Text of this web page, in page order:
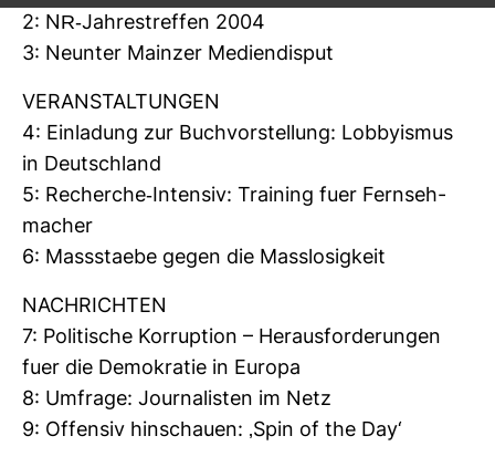
2: NR-​Jah­res­treffen 2004
3: Neunter Mainzer Medi­en­disput
VER­AN­STAL­TUNGEN
4: Ein­la­dung zur Buch­vor­stel­lung: Lob­by­ismus
in Deutsch­land
5: Recherche-​Intensiv: Trai­ning fuer Fern­seh­
ma­cher
6: Mass­staebe gegen die Mass­lo­sig­keit
NACH­RICHTEN
7: Poli­ti­sche Kor­rup­tion – Her­aus­for­de­rungen
fuer die Demo­kratie in Europa
8: Umfrage: Jour­na­listen im Netz
9: Offensiv hin­schauen: ‚Spin of the Day‘